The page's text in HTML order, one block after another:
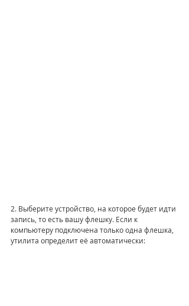
2. Выберите устройство, на которое будет идти
запись, то есть вашу флешку. Если к
компьютеру подключена только одна флешка,
утилита определит её автоматически: